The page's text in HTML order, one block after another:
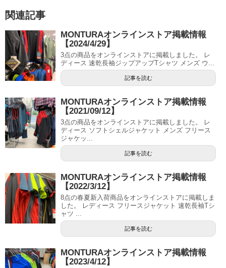
関連記事
MONTURAオンラインストア掲載情報
【2024/4/29】
3点の商品をオンラインストアに掲載しました。 レ
ディース 速乾長袖ジップアップTシャツ メンズ ウ...
記事を読む
MONTURAオンラインストア掲載情報
【2021/09/12】
3点の商品をオンラインストアに掲載しました。 レ
ディース ソフトシェルジャケット メンズ フリース
ジャケッ...
記事を読む
MONTURAオンラインストア掲載情報
【2022/3/12】
8点の春夏新入荷商品をオンラインストアに掲載しま
した。 レディース フリースジャケット 速乾長袖Tシ
ャツ ...
記事を読む
MONTURAオンラインストア掲載情報
【2023/4/12】